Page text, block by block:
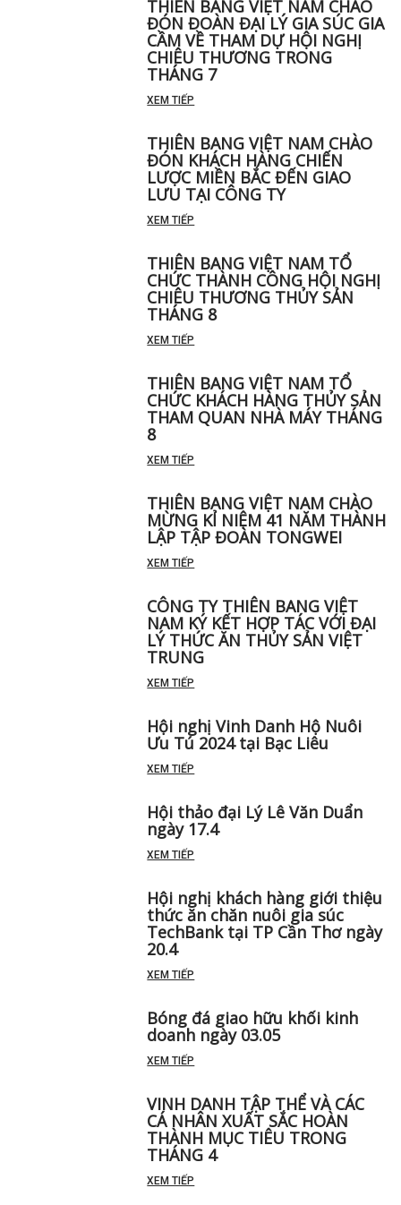
THIÊN BANG VIỆT NAM CHÀO
ĐÓN ĐOÀN ĐẠI LÝ GIA SÚC GIA
CẦM VỀ THAM DỰ HỘI NGHỊ
CHIÊU THƯƠNG TRONG
THÁNG 7
XEM TIẾP
THIÊN BANG VIỆT NAM CHÀO
ĐÓN KHÁCH HÀNG CHIẾN
LƯỢC MIỀN BẮC ĐẾN GIAO
LƯU TẠI CÔNG TY
XEM TIẾP
THIÊN BANG VIỆT NAM TỔ
CHỨC THÀNH CÔNG HỘI NGHỊ
CHIÊU THƯƠNG THỦY SẢN
THÁNG 8
XEM TIẾP
THIÊN BANG VIỆT NAM TỔ
CHỨC KHÁCH HÀNG THỦY SẢN
THAM QUAN NHÀ MÁY THÁNG
8
XEM TIẾP
THIÊN BANG VIỆT NAM CHÀO
MỪNG KỈ NIỆM 41 NĂM THÀNH
LẬP TẬP ĐOÀN TONGWEI
XEM TIẾP
CÔNG TY THIÊN BANG VIỆT
NAM KÝ KẾT HỢP TÁC VỚI ĐẠI
LÝ THỨC ĂN THỦY SẢN VIỆT
TRUNG
XEM TIẾP
Hội nghị Vinh Danh Hộ Nuôi
Ưu Tú 2024 tại Bạc Liêu
XEM TIẾP
Hội thảo đại Lý Lê Văn Duẩn
ngày 17.4
XEM TIẾP
Hội nghị khách hàng giới thiệu
thức ăn chăn nuôi gia súc
TechBank tại TP Cần Thơ ngày
20.4
XEM TIẾP
Bóng đá giao hữu khối kinh
doanh ngày 03.05
XEM TIẾP
VINH DANH TẬP THỂ VÀ CÁC
CÁ NHÂN XUẤT SẮC HOÀN
THÀNH MỤC TIÊU TRONG
THÁNG 4
XEM TIẾP